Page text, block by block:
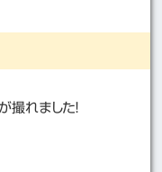
撮れました！